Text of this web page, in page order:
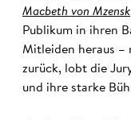
Macbeth von Mzensk
Publikum in ihren
Mitleiden heraus –
zurück, lobt die
und ihre starke